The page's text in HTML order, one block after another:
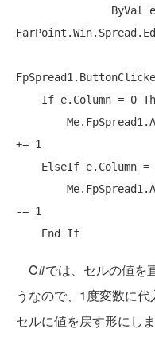
ByVal e
If e.Column = 0
Me
+= 1
ElseIf e.Column =
Me
-= 1
End
If
C#では、セルの値を
うなので、1度変数に
セルに値を戻す形にしま